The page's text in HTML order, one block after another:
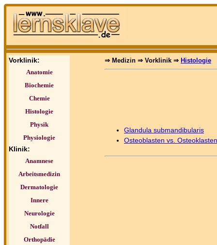
Vorklinik:
Anatomie
Biochemie
Chemie
Histologie
Physik
Physiologie
Klinik:
Anamnese
Arbeitsmedizin
Dermatologie
Innere
Neurologie
Notfall
Orthopädie
⇒ Medizin ⇒ Vorklinik ⇒ Histologie
Glandula submandibularis
Osteoblasten vs. Osteoklasten